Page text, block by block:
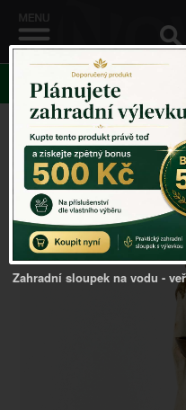
Venkovský domov ->
miskou na čajovou
Zahradní sloupek na vodu -